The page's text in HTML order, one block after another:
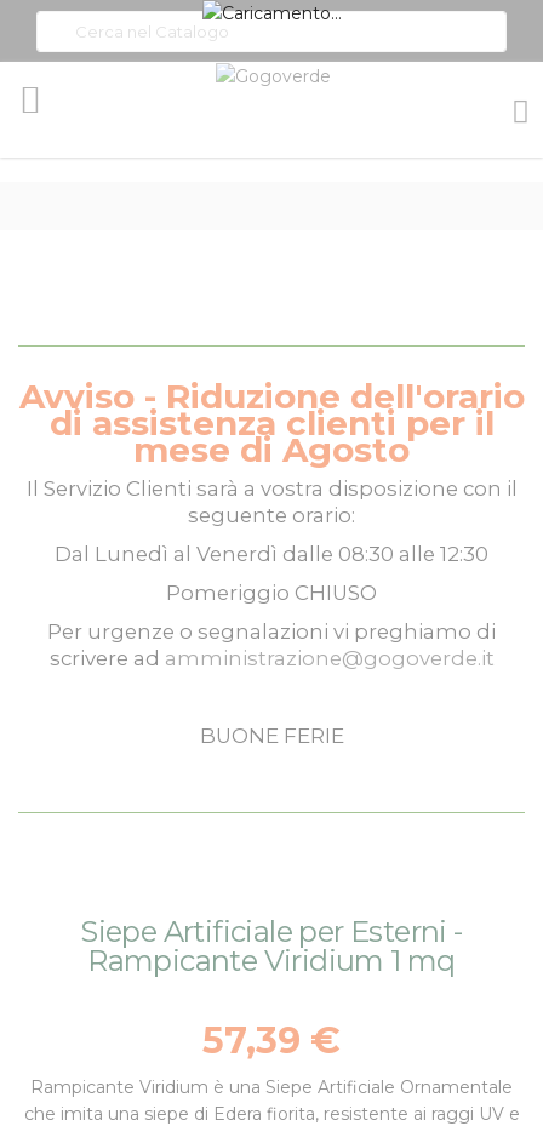
Avviso - Riduzione dell'orario
di assistenza clienti per il
mese di Agosto
Il Servizio Clienti sarà a vostra disposizione con il
seguente orario:
Dal Lunedì al Venerdì dalle 08:30 alle 12:30
Pomeriggio CHIUSO
Per urgenze o segnalazioni vi preghiamo di
scrivere ad amministrazione@gogoverde.it
BUONE FERIE
Siepe Artificiale per Esterni -
Rampicante Viridium 1 mq
57,39 €
Rampicante Viridium è una Siepe Artificiale Ornamentale
che imita una siepe di Edera fiorita, resistente ai raggi UV e